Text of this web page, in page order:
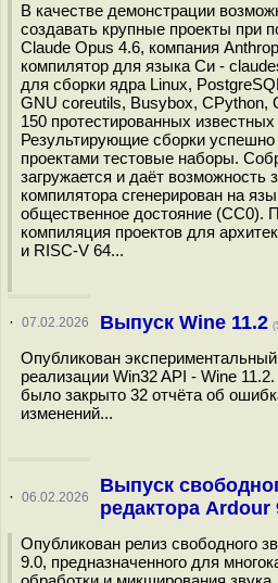
В качестве демонстрации
создавать крупные проекты при
Claude Opus 4.6, компания
компилятор для языка Си -
для сборки ядра Linux,
GNU coreutils, Busybox, CPython,
150 протестированных
Результирующие сборки
проектами тестовые наборы.
загружается и даёт возможность
компилятора сгенерирован на
общественное достояние (CC0).
компиляция проектов для
и RISC-V 64...
· 07.02.2026 Выпуск Wine 11.2
Опубликован
реализации Win32 API - Wine
было закрыто 32 отчёта об
изменений...
· 06.02.2026
Выпуск
редактора Ardour
Опубликован релиз свободного
9.0, предназначенного для